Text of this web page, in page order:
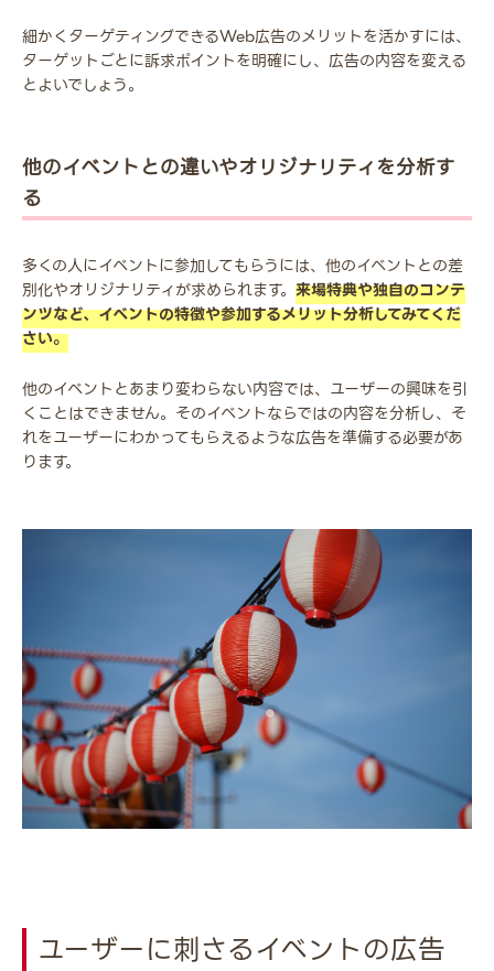
細かくターゲティングできるWeb広告のメリットを活かすには、
ターゲットごとに訴求ポイントを明確にし、広告の内容を変える
とよいでしょう。
他のイベントとの違いやオリジナリティを分析す
る
多くの人にイベントに参加してもらうには、他のイベントとの差
別化やオリジナリティが求められます。 来場特典や独自のコンテ
ンツなど、イベントの特徴や参加するメリット分析してみてくだ
さい。
他のイベントとあまり変わらない内容では、ユーザーの興味を引
くことはできません。そのイベントならではの内容を分析し、そ
れをユーザーにわかってもらえるような広告を準備する必要があ
ります。
ユーザーに刺さるイベントの広告